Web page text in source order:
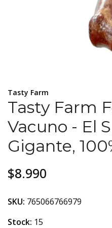
Tasty Farm
Tasty Farm
Vacuno - El
Gigante,
$8.990
SKU: 765066766979
Stock: 15